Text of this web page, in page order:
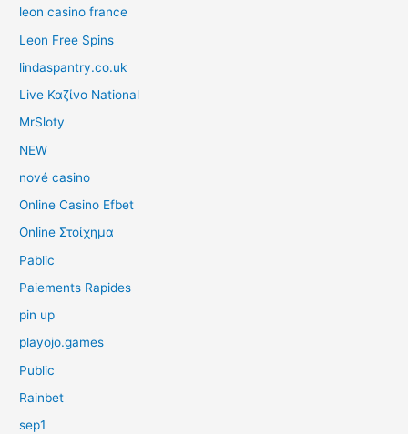
leon casino france
Leon Free Spins
lindaspantry.co.uk
Live Καζίνο National
MrSloty
NEW
nové casino
Online Casino Efbet
Online Στοίχημα
Pablic
Paiements Rapides
pin up
playojo.games
Public
Rainbet
sep1